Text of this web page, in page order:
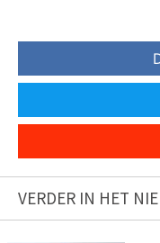
VERDER IN HET